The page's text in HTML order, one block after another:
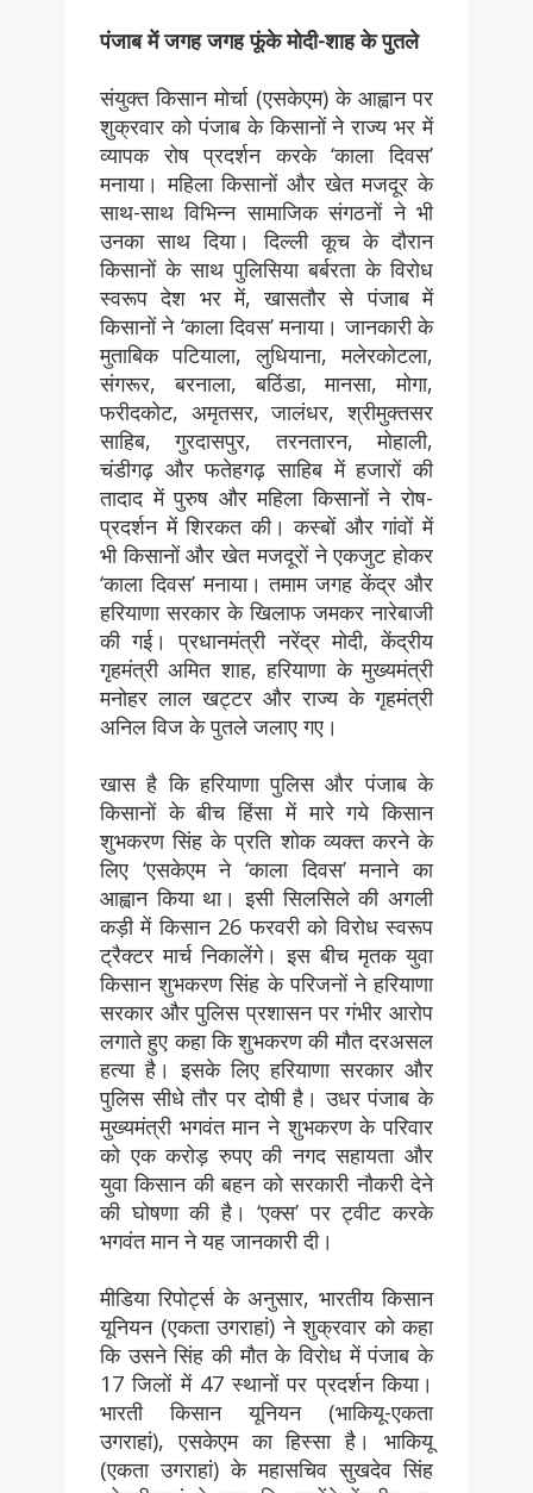
पंजाब में जगह जगह फूंके मोदी-शाह के पुतले
संयुक्त किसान मोर्चा (एसकेएम) के आह्वान पर
शुक्रवार को पंजाब के किसानों ने राज्य भर में
व्यापक रोष प्रदर्शन करके ‘काला दिवस’
मनाया। महिला किसानों और खेत मजदूर के
साथ-साथ विभिन्न सामाजिक संगठनों ने भी
उनका साथ दिया। दिल्ली कूच के दौरान
किसानों के साथ पुलिसिया बर्बरता के विरोध
स्वरूप देश भर में, खासतौर से पंजाब में
किसानों ने ‘काला दिवस’ मनाया। जानकारी के
मुताबिक पटियाला, लुधियाना, मलेरकोटला,
संगरूर, बरनाला, बठिंडा, मानसा, मोगा,
फरीदकोट, अमृतसर, जालंधर, श्रीमुक्तसर
साहिब, गुरदासपुर, तरनतारन, मोहाली,
चंडीगढ़ और फतेहगढ़ साहिब में हजारों की
तादाद में पुरुष और महिला किसानों ने रोष-
प्रदर्शन में शिरकत की। कस्बों और गांवों में
भी किसानों और खेत मजदूरों ने एकजुट होकर
‘काला दिवस’ मनाया। तमाम जगह केंद्र और
हरियाणा सरकार के खिलाफ जमकर नारेबाजी
की गई। प्रधानमंत्री नरेंद्र मोदी, केंद्रीय
गृहमंत्री अमित शाह, हरियाणा के मुख्यमंत्री
मनोहर लाल खट्टर और राज्य के गृहमंत्री
अनिल विज के पुतले जलाए गए।
खास है कि हरियाणा पुलिस और पंजाब के
किसानों के बीच हिंसा में मारे गये किसान
शुभकरण सिंह के प्रति शोक व्यक्त करने के
लिए ‘एसकेएम ने ‘काला दिवस’ मनाने का
आह्वान किया था। इसी सिलसिले की अगली
कड़ी में किसान 26 फरवरी को विरोध स्वरूप
ट्रैक्टर मार्च निकालेंगे। इस बीच मृतक युवा
किसान शुभकरण सिंह के परिजनों ने हरियाणा
सरकार और पुलिस प्रशासन पर गंभीर आरोप
लगाते हुए कहा कि शुभकरण की मौत दरअसल
हत्या है। इसके लिए हरियाणा सरकार और
पुलिस सीधे तौर पर दोषी है। उधर पंजाब के
मुख्यमंत्री भगवंत मान ने शुभकरण के परिवार
को एक करोड़ रुपए की नगद सहायता और
युवा किसान की बहन को सरकारी नौकरी देने
की घोषणा की है। ‘एक्स’ पर ट्वीट करके
भगवंत मान ने यह जानकारी दी।
मीडिया रिपोर्ट्स के अनुसार, भारतीय किसान
यूनियन (एकता उगराहां) ने शुक्रवार को कहा
कि उसने सिंह की मौत के विरोध में पंजाब के
17 जिलों में 47 स्थानों पर प्रदर्शन किया।
भारती किसान यूनियन (भाकियू-एकता
उगराहां), एसकेएम का हिस्सा है। भाकियू
(एकता उगराहां) के महासचिव सुखदेव सिंह